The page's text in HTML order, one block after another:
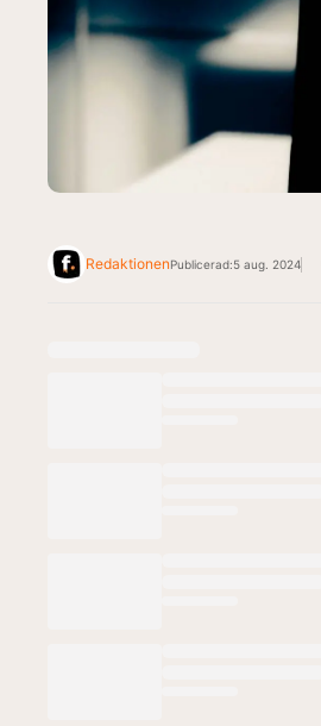
RedaktionenPublicerad:5 aug. 2024